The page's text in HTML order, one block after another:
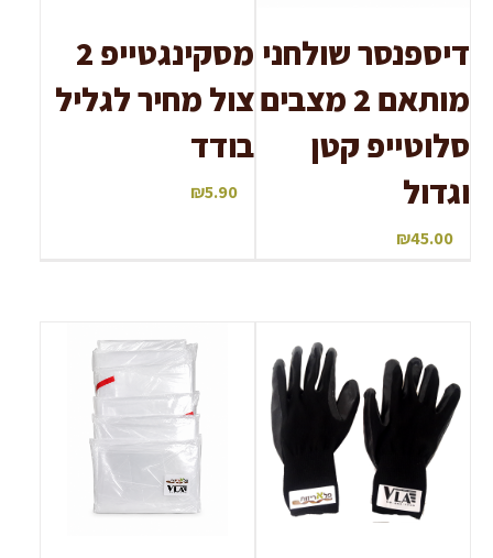
דיספנסר שולחני
מותאם 2 מצבים
סלוטייפ קטן
וגדול
₪45.00
מסקינגטייפ 2
צול מחיר לגליל
בודד
₪5.90